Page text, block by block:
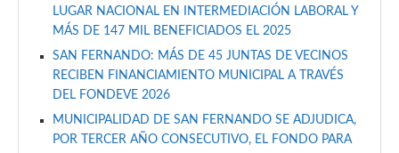
LUGAR NACIONAL EN INTERMEDIACIÓN LABORAL Y
MÁS DE 147 MIL BENEFICIADOS EL 2025
SAN FERNANDO: MÁS DE 45 JUNTAS DE VECINOS
RECIBEN FINANCIAMIENTO MUNICIPAL A TRAVÉS
DEL FONDEVE 2026
MUNICIPALIDAD DE SAN FERNANDO SE ADJUDICA,
POR TERCER AÑO CONSECUTIVO, EL FONDO PARA